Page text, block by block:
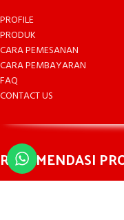
PROFILE
PRODUK
CARA PEMESANAN
CARA PEMBAYARAN
FAQ
CONTACT US
REKOMENDASI